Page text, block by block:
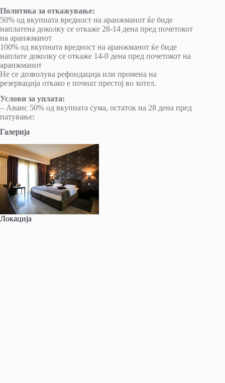
Политика за откажување:
50% од вкупната вредност на аранжманот ќе биде
наплатена доколку се откаже 28-14 дена пред почетокот
на аранжманот
100% од вкупната вредност на аранжманот ќе биде
наплате доколку се откаже 14-0 дена пред почетокот на
аранжманот
Не се дозволува рефондација или промена на
резервација откако е почнат престој во хотел.
Услови за уплата:
– Аванс 50% од вкупната сума, остаток на 28 дена пред
патување;
Галерија
Локација